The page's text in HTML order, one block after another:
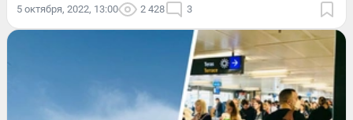
5 октября, 2022, 13:00 2 428 3